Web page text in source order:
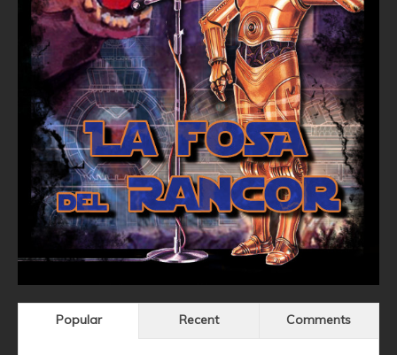
Popular Recent Comments